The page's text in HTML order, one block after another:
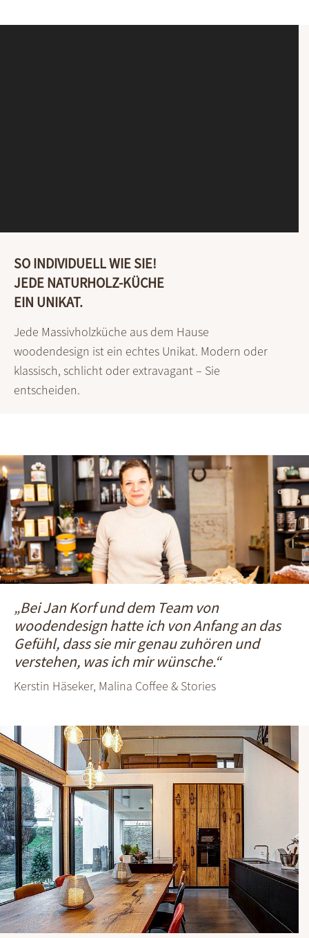
SO INDIVIDUELL WIE SIE!
JEDE NATURHOLZ-KÜCHE
EIN UNIKAT.
Jede Massivholzküche aus dem Hause
woodendesign ist ein echtes Unikat. Modern oder
klassisch, schlicht oder extravagant – Sie
entscheiden.
„Bei Jan Korf und dem Team von
woodendesign hatte ich von Anfang an das
Gefühl, dass sie mir genau zuhören und
verstehen, was ich mir wünsche.“
Kerstin Häseker, Malina Coffee & Stories